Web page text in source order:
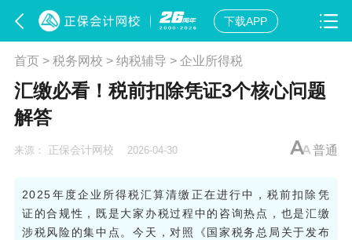
下载APP
首页> 税务网校 > 纳税辅导 > 企业所得税
汇缴必看！税前扣除凭证3个核心问题
解答
来源： 正保会计网校 2026-04-30 普通
2025年度企业所得税汇算清缴正在进行中，税前扣除凭
证的合规性，既是大家办税过程中的咨询热点，也是汇缴
涉税风险的集中点。今天，对照《国家税务总局关于发布